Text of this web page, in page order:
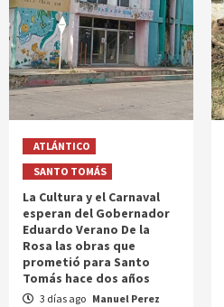
ATLÁNTICO
SANTO TOMÁS
La Cultura y el Carnaval
esperan del Gobernador
Eduardo Verano De la
Rosa las obras que
prometió para Santo
Tomás hace dos años
3 días ago Manuel Perez